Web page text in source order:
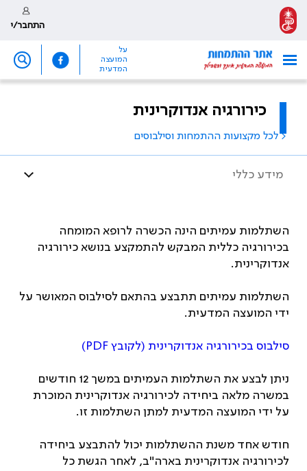
התחבר/י
על
המועצה
המדעית
כירורגיה אנדוקרינית
< לכל מקצועות ההתמחות וסילבוסים
מידע כללי
השתלמות עמיתים הינה הכשרה לרופא המומחה
בכירורגיה כללית המבקש להתמקצע בנושא כירורגיה
אנדוקרינית.
השתלמות עמיתים תתבצע בהתאם לסילבוס המאושר על
ידי המועצה המדעית.
סילבוס בכירורגיה אנדוקרינית (לקובץ PDF
)
ניתן לבצע את השתלמות העמיתים במשך 12 חודשים
במשרה מלאה ביחידה לכירורגיה אנדוקרינית המוכרת
על ידי המועצה המדעית למתן השתלמות זו.
חודש אחד משנת ההשתלמות יכול להתבצע ביחידה
לכירורגיה אנדוקרינית בארה"ב, לאחר הגשת כל